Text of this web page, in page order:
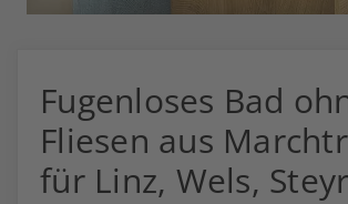
Fugenloses Bad
Fliesen aus
für Linz, Wels, Steyr